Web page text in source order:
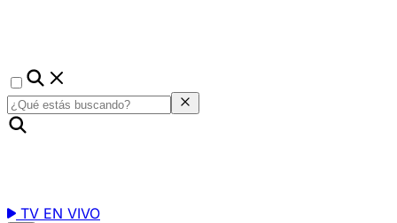
TV EN VIVO